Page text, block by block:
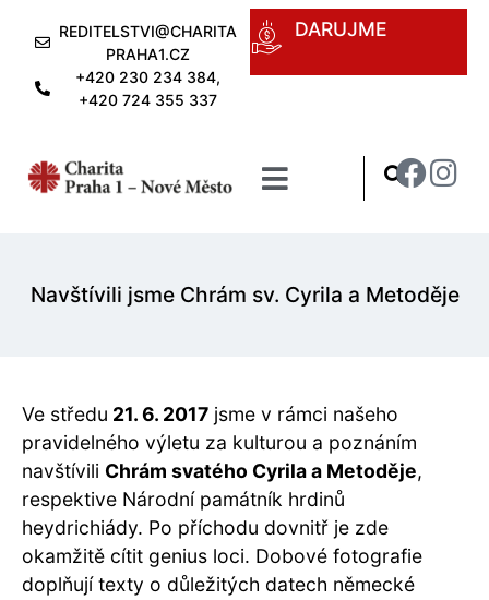
REDITELSTVI@CHARITA
PRAHA1.CZ
+420 230 234 384,
+420 724 355 337
DARUJME
Navštívili jsme Chrám sv. Cyrila a Metoděje
Ve středu 21. 6. 2017 jsme v rámci našeho
pravidelného výletu za kulturou a poznáním
navštívili Chrám svatého Cyrila a Metoděje,
respektive Národní památník hrdinů
heydrichiády. Po příchodu dovnitř je zde
okamžitě cítit genius loci. Dobové fotografie
doplňují texty o důležitých datech německé